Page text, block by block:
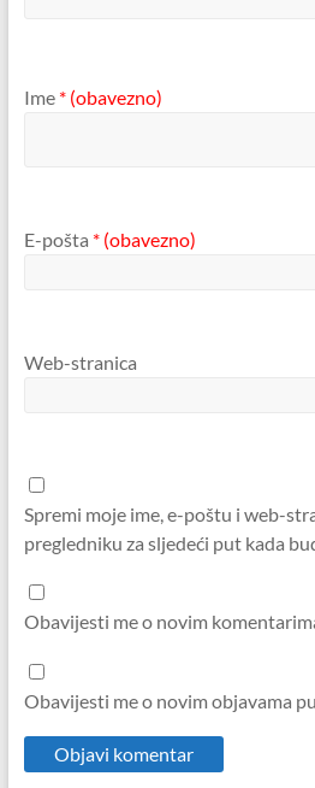
Ime * (obavezno)
E-pošta * (obavezno)
Web-stranica
Spremi moje ime, e-poštu i web-
pregledniku za sljedeći put kada
Obavijesti me o novim
Obavijesti me o novim objavama